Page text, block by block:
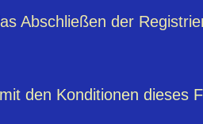
Abschließen der
den Konditionen dieses